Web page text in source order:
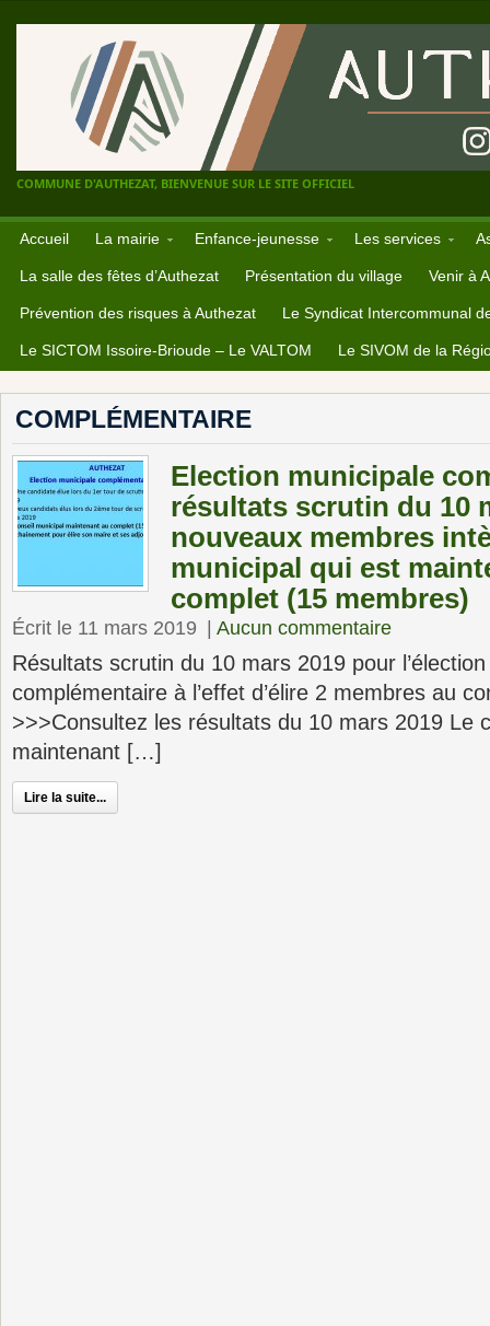
COMMUNE D'AUTHEZAT, BIENVENUE SUR LE SITE OFFICIEL
Accueil La mairie Enfance-jeunesse Les services
La salle des fêtes d’Authezat Présentation du village Venir à
Prévention des risques à Authezat Le Syndicat Intercommunal
Le SICTOM Issoire-Brioude – Le VALTOM Le SIVOM de la
COMPLÉMENTAIRE
Election municipale
résultats scrutin du 10
nouveaux membres
municipal qui est
complet (15 membres)
Écrit le 11 mars 2019 Aucun commentaire
Résultats scrutin du 10 mars 2019 pour
complémentaire à l’effet d’élire 2 membres au
>>>Consultez les résultats du 10 mars 2019 Le
maintenant […]
Lire la suite...